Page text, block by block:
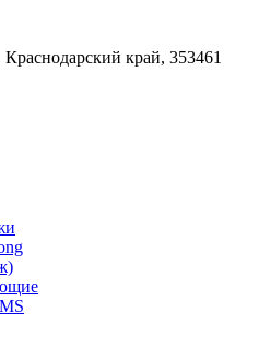
край, 353461